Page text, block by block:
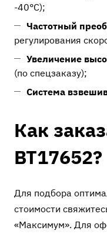
-40°C);
Частотный
регулирования
Увеличение
(по спецзаказу);
Система
Как
ВТ17652?
Для подбора
стоимости
«Максимум». Для